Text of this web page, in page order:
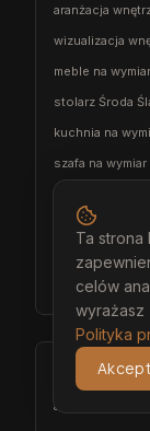
aranżacja
wizualizacja
meble na
stolarz Środa
kuchnia na
szafa na
wiatrołap na
meble
meble
Bolesławiec
architekt wnętrz
Ta
celów
wyrażasz
Polityka